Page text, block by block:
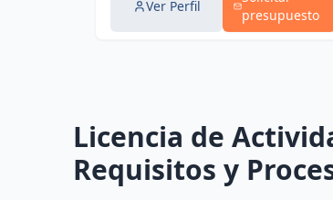
Ver Perfil
presupuesto
Licencia de
Requisitos y